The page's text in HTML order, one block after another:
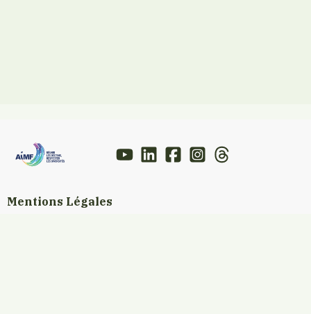
Mentions Légales